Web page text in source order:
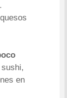
sushi,
en